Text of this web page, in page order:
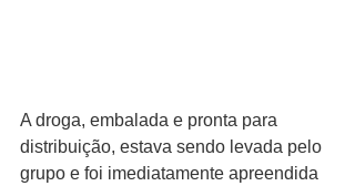
A droga, embalada e pronta para
distribuição, estava sendo levada pelo
grupo e foi imediatamente apreendida